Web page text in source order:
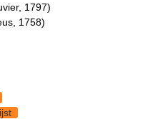
1797)
1758)